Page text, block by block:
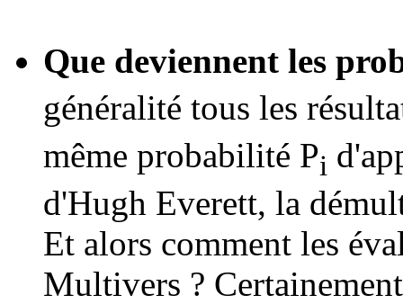
Que deviennent les
généralité tous les
même probabilité Pi
d'Hugh Everett, la
Et alors comment les
Multivers ?